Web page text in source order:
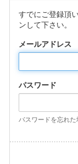
すでにご登録頂
ンして下さい。
メールアドレス
パスワード
パスワードを忘れた